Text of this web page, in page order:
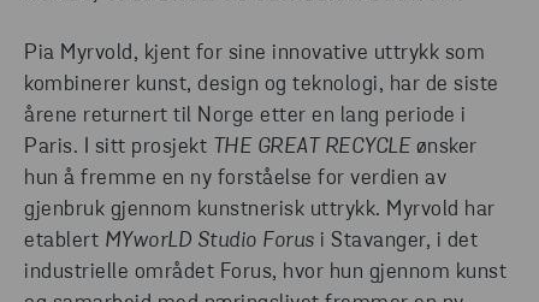
Pia Myrvold, kjent for sine innovative uttrykk som
kombinerer kunst, design og teknologi, har de siste
årene returnert til Norge etter en lang periode i
Paris. I sitt prosjekt THE GREAT RECYCLE ønsker
hun å fremme en ny forståelse for verdien av
gjenbruk gjennom kunstnerisk uttrykk. Myrvold har
etablert MYworLD Studio Forus i Stavanger, i det
industrielle området Forus, hvor hun gjennom kunst